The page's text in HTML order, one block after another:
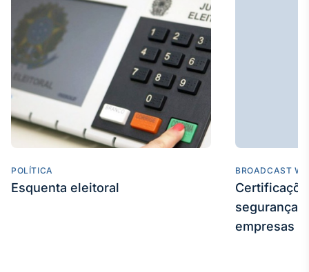
Broadcast
Wallboard
Conteúdos e
dados para
displays e telas
Broadcast
POLÍTICA
Esquenta eleitoral
BROADCAST
segurança
empresas